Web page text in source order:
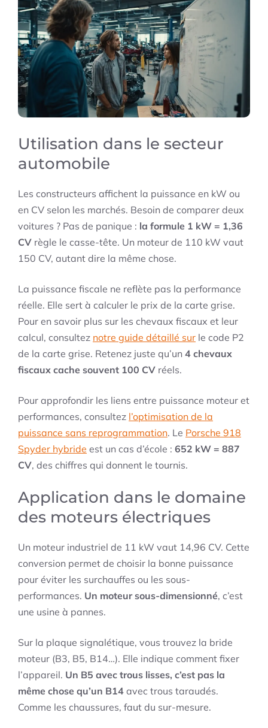
Utilisation dans le secteur
automobile
Les constructeurs affichent la puissance en kW ou
en CV selon les marchés. Besoin de comparer deux
voitures ? Pas de panique : la formule 1 kW = 1,36
CV règle le casse-tête. Un moteur de 110 kW vaut
150 CV, autant dire la même chose.
La puissance fiscale ne reflète pas la performance
réelle. Elle sert à calculer le prix de la carte grise.
Pour en savoir plus sur les chevaux fiscaux et leur
calcul, consultez notre guide détaillé sur le code P2
de la carte grise. Retenez juste qu’un 4 chevaux
fiscaux cache souvent 100 CV réels.
Pour approfondir les liens entre puissance moteur et
performances, consultez l’optimisation de la
puissance sans reprogrammation. Le Porsche 918
Spyder hybride est un cas d’école : 652 kW = 887
CV, des chiffres qui donnent le tournis.
Application dans le domaine
des moteurs électriques
Un moteur industriel de 11 kW vaut 14,96 CV. Cette
conversion permet de choisir la bonne puissance
pour éviter les surchauffes ou les sous-
performances. Un moteur sous-dimensionné, c’est
une usine à pannes.
Sur la plaque signalétique, vous trouvez la bride
moteur (B3, B5, B14…). Elle indique comment fixer
l’appareil. Un B5 avec trous lisses, c’est pas la
même chose qu’un B14 avec trous taraudés.
Comme les chaussures, faut du sur-mesure.